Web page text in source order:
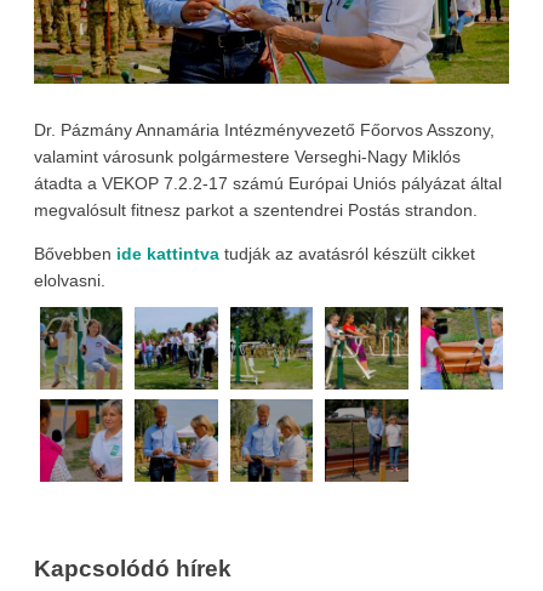
Dr. Pázmány Annamária Intézményvezető Főorvos Asszony,
valamint városunk polgármestere Verseghi-Nagy Miklós
átadta a VEKOP 7.2.2-17 számú Európai Uniós pályázat által
megvalósult fitnesz parkot a szentendrei Postás strandon.
Bővebben ide kattintva tudják az avatásról készült cikket
elolvasni.
Kapcsolódó hírek